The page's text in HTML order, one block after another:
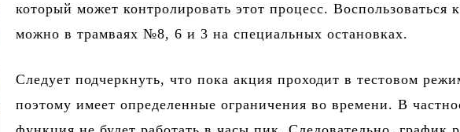
который может контролировать этот процесс. Воспользоваться
можно в трамваях №8, 6 и 3 на специальных остановках.
Следует подчеркнуть, что пока акция проходит в тестовом
поэтому имеет определенные ограничения во времени. В